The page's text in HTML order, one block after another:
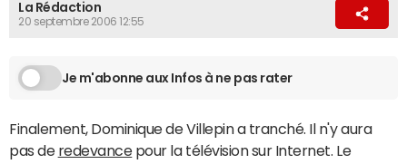
La Rédaction
20 septembre 2006 12:55
Je m'abonne aux Infos à ne pas rater
Finalement, Dominique de Villepin a tranché. Il n'y aura
pas de redevancepour la télévision sur Internet. Le